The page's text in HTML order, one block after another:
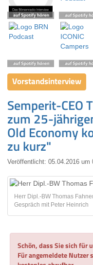
Vorstandsinterview
Semperit-CEO
zum 25-
Old Economy
zu kurz"
Veröffentlicht: 05.04.2016 um
Herr Dipl.-BW Thomas
Gespräch mit Peter Heinrich
Schön, dass Sie sich für
Für angemeldete